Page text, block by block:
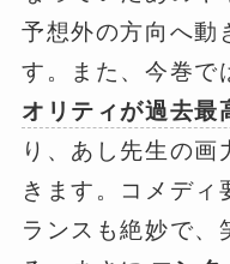
予想外の方向へ動
す。また、今巻で
オリティが過去最
り、あし先生の画
きます。コメディ
ランスも絶妙で、